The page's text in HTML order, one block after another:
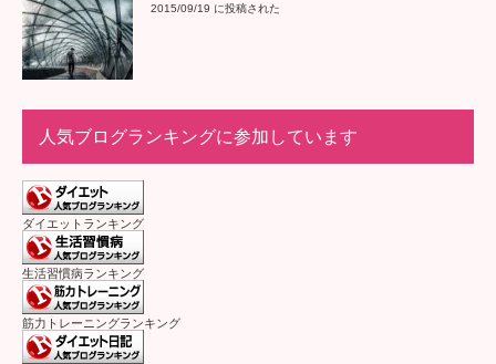
2015/09/19 に投稿された
人気ブログランキングに参加しています
ダイエットランキング
生活習慣病ランキング
筋力トレーニングランキング